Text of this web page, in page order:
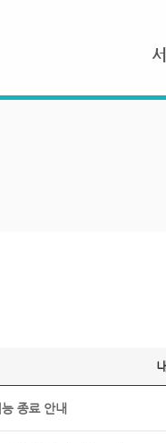
종료 안내